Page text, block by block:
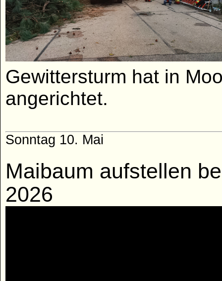
Gewittersturm hat in
angerichtet.
Sonntag 10. Mai
Maibaum aufstellen
2026